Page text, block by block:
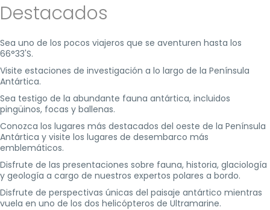
Destacados
Sea uno de los pocos viajeros que se aventuren hasta los
66°33'S.
Visite estaciones de investigación a lo largo de la Península
Antártica.
Sea testigo de la abundante fauna antártica, incluidos
pingüinos, focas y ballenas.
Conozca los lugares más destacados del oeste de la Península
Antártica y visite los lugares de desembarco más
emblemáticos.
Disfrute de las presentaciones sobre fauna, historia, glaciología
y geología a cargo de nuestros expertos polares a bordo.
Disfrute de perspectivas únicas del paisaje antártico mientras
vuela en uno de los dos helicópteros de Ultramarine.